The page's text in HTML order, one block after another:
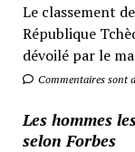
Le classement
République
dévoilé par le
Commentaires sont
Les hommes
selon Forbes